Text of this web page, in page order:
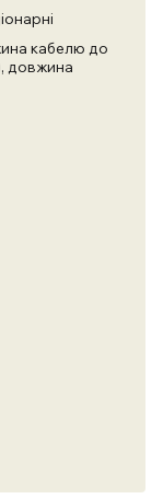
кабелю до
довжина